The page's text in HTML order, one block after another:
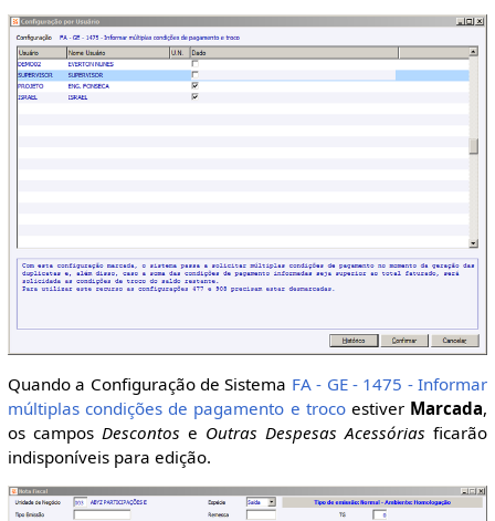
Quando a Configuração de Sistema FA - GE - 1475 - Informar
múltiplas condições de pagamento e trocoestiver Marcada,
os campos Descontos e Outras Despesas Acessórias ficarão
indisponíveis para edição.